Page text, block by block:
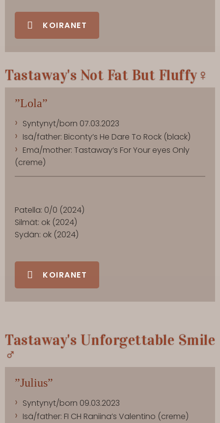
KOIRANET
Tastaway's Not Fat But Fluffy♀
”Lola”
Syntynyt/born 07.03.2023
Isä/father: Biconty’s He Dare To Rock (black)
Emä/mother: Tastaway’s For Your eyes Only
(creme)
Patella: 0/0 (2024)
Silmät: ok (2024)
Sydän: ok (2024)
KOIRANET
Tastaway's Unforgettable Smile
♂
”Julius”
Syntynyt/born 09.03.2023
Isä/father: FI CH Raniina’s Valentino (creme)